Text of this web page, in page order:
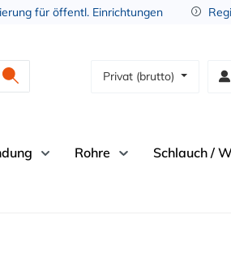
für öffentl. Einrichtungen
Privat (brutto)
Rohre Schlauch /